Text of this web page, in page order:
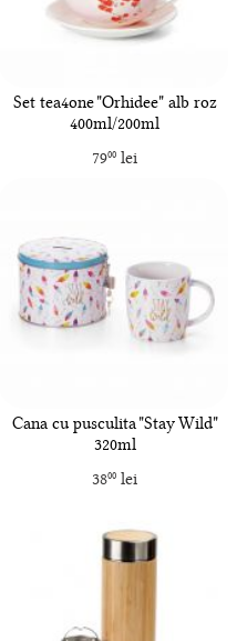
Set tea4one "Orhidee" alb roz
400ml/200ml
7900lei
Cana cu pusculita "Stay Wild"
320ml
3800lei